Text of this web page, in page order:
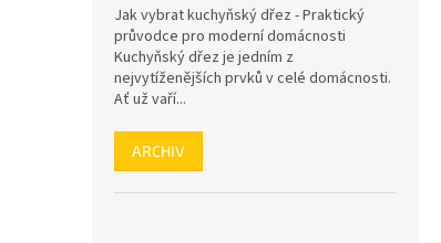
Jak vybrat kuchyňský dřez - Praktický
průvodce pro moderní domácnosti
Kuchyňský dřez je jedním z
nejvytíženějších prvků v celé domácnosti.
Ať už vaří...
ARCHIV